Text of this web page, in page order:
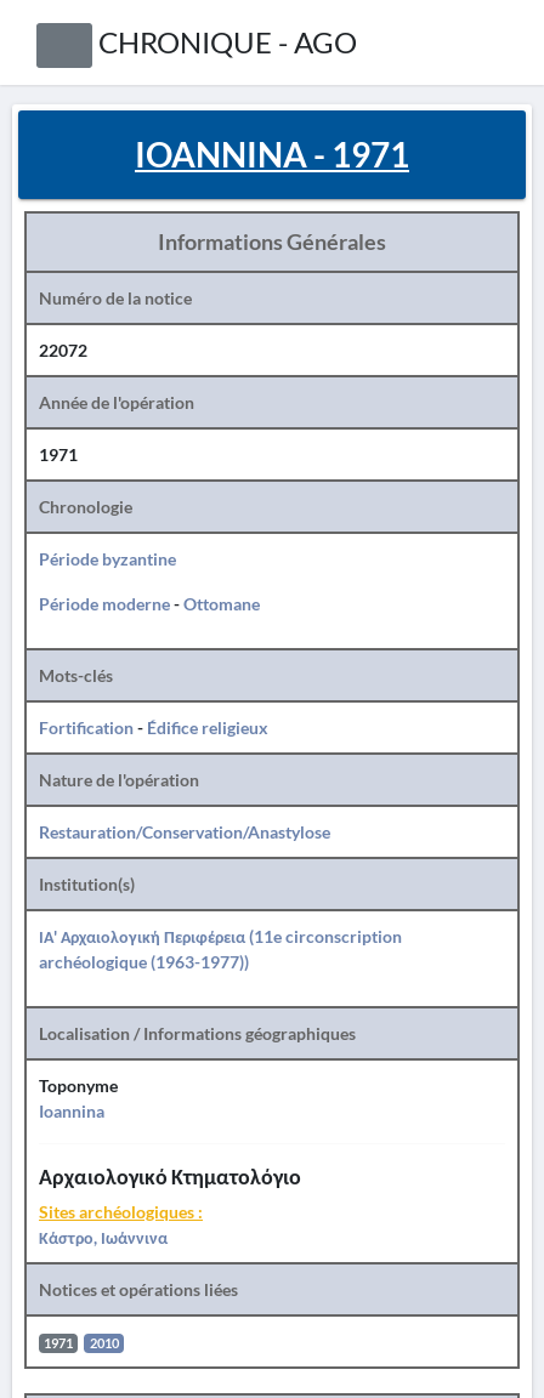
CHRONIQUE - AGO
IOANNINA - 1971
Informations Générales
Numéro de la notice
22072
Année de l'opération
1971
Chronologie
Période byzantine
Période moderne-Ottomane
Mots-clés
Fortification- Édifice religieux
Nature de l'opération
Restauration/Conservation/Anastylose
Institution(s)
ΙΑ' Αρχαιολογική Περιφέρεια (11e circonscription
archéologique (1963-1977))
Localisation / Informations géographiques
Toponyme
Ioannina
Αρχαιολογικό Κτηματολόγιο
Sites archéologiques :
Κάστρο, Ιωάννινα
Notices et opérations liées
1971 2010